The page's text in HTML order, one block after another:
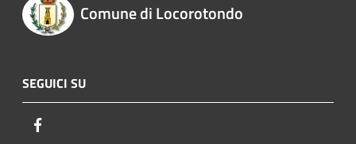
Comune di Locorotondo
SEGUICI SU